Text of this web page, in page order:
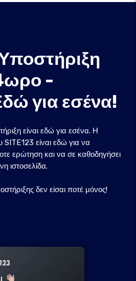
-
για εσένα!
είναι εδώ για εσένα. Η
είναι εδώ για να
ερώτηση και να σε καθοδηγήσει
ιστοσελίδα.
δεν είσαι ποτέ μόνος!